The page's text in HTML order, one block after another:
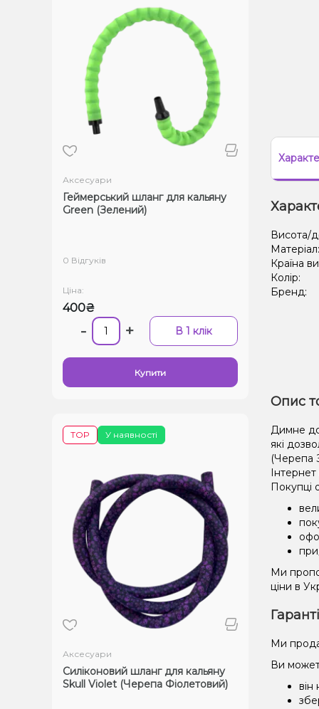
Аксесуари
Геймерський шланг для кальяну
Green (Зелений)
0 Відгуків
Ціна:
400₴
- + В 1 клік
Купити
У наявності
TOP
Аксесуари
Силіконовий шланг для кальяну
Skull Violet (Черепа Фіолетовий)
Висота/
Матеріал:
Країна
Колір:
Бренд:
Опис
Димне
які
(Черепа
Покупці
Ми
ціни в
Ми
Ви